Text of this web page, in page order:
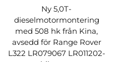
Ny 5,0T-
dieselmotormontering
med 508 hk från Kina,
avsedd för Range Rover
L322 LR079067 LR011202-